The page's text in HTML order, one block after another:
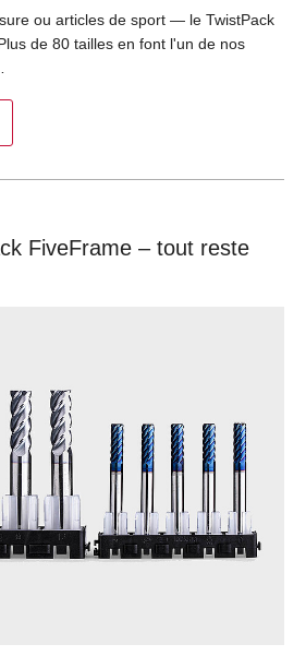
ou articles de sport — le TwistPack
de 80 tailles en font l'un de nos
FiveFrame – tout reste